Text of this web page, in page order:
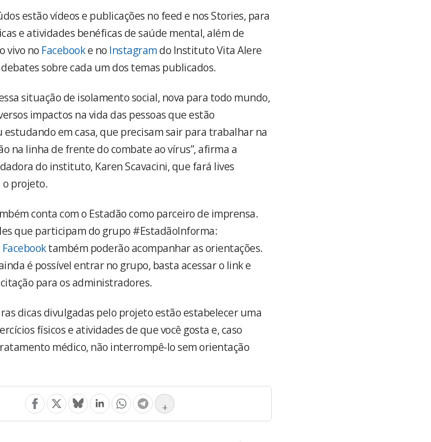
estão vídeos e publicações no feed e nos Stories, para
e atividades benéficas de saúde mental, além de
vivo no Facebooke no Instagram do Instituto Vita Alere
sobre cada um dos temas publicados.
situação de isolamento social, nova para todo mundo,
impactos na vida das pessoas que estão
em casa, que precisam sair para trabalhar na
na linha de frente do combate ao vírus”, afirma a
do instituto, Karen Scavacini, que fará lives
o projeto.
conta com o Estadão como parceiro de imprensa.
que participam do grupo #EstadãoInforma:
Facebooktambém poderão acompanhar as orientações.
é possível entrar no grupo, basta acessar o link e
para os administradores.
dicas divulgadas pelo projeto estão estabelecer uma
físicos e atividades de que você gosta e, caso
médico, não interrompê-lo sem orientação
+